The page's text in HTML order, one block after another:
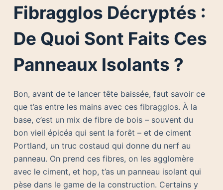
Fibragglos Décryptés :
De Quoi Sont Faits Ces
Panneaux Isolants ?
Bon, avant de te lancer tête baissée, faut savoir ce
que t’as entre les mains avec ces fibragglos. À la
base, c’est un mix de fibre de bois – souvent du
bon vieil épicéa qui sent la forêt – et de ciment
Portland, un truc costaud qui donne du nerf au
panneau. On prend ces fibres, on les agglomère
avec le ciment, et hop, t’as un panneau isolant qui
pèse dans le game de la construction. Certains y